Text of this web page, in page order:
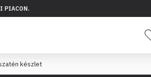
PIACON.
készlet